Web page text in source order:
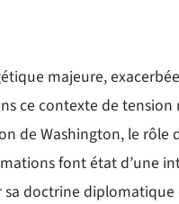
majeure,
ce contexte de
de Washington, le
font état d’une
doctrine diplomatique